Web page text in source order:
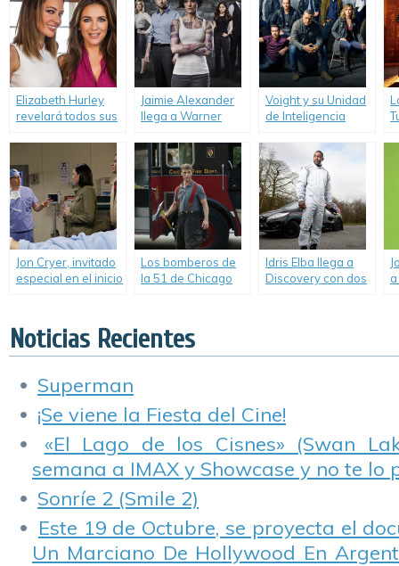
Elizabeth Hurley
revelará todos sus
Jaimie Alexander
llega a Warner
«Blindspot».
Voight y su Unidad
de Inteligencia
Universal Channel.
Jon Cryer, invitado
especial en el inicio
Los bomberos de
la 51 de Chicago
Idris Elba llega a
Discovery con dos
Noticias Recientes
Superman
¡Se viene la Fiesta del Cine!
«El Lago de los Cisnes» (Swan
semana a IMAX y Showcase y no te lo
Sonríe 2 (Smile 2)
Este 19 de Octubre, se proyecta el
Un Marciano De Hollywood En